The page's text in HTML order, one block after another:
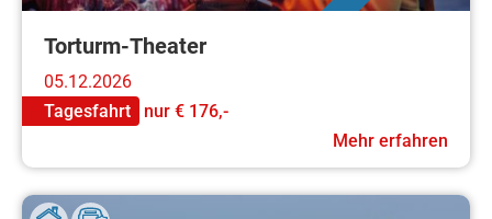
Torturm-Theater
05.12.2026
Tagesfahrt
nur € 176,-
Mehr erfahren